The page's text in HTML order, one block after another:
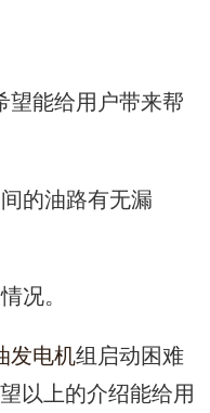
望能给用户带来帮
的油路有无漏
况。
发电机组启动困难
以上的介绍能给用